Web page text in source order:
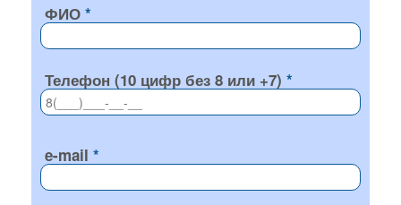
ФИО
Телефон (10 цифр без 8 или +7)
e-mail